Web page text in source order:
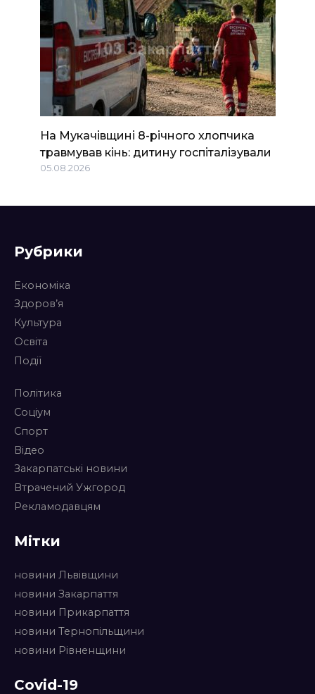
На Мукачівщині 8-річного хлопчика
травмував кінь: дитину госпіталізували
05.08.2026
Рубрики
Економіка
Здоров’я
Культура
Освіта
Події
Політика
Соціум
Спорт
Відео
Закарпатські новини
Втрачений Ужгород
Рекламодавцям
Мітки
новини Львівщини
новини Закарпаття
новини Прикарпаття
новини Тернопільщини
новини Рівненщини
Covid-19